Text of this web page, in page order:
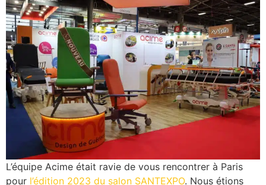
L’équipe Acime était ravie de vous rencontrer à Paris
pour l’édition 2023 du salon SANTEXPO. Nous étions